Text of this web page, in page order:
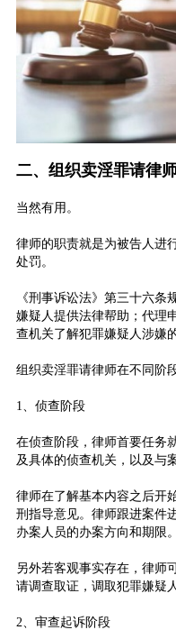
二、组织卖淫罪请律
当然有用。
律师的职责就是为被告人进
处罚。
《刑事诉讼法》第三十六
嫌疑人提供法律帮助；代理
查机关了解犯罪嫌疑人涉嫌
组织卖淫罪请律师在不同阶
1、侦查阶段
在侦查阶段，律师首要任务
及具体的侦查机关，以及与
律师在了解基本内容之后开
刑指导意见。律师跟进案件
办案人员的办案方向和期限。
另外若客观事实存在，律师
请调查取证，调取犯罪嫌疑
2、审查起诉阶段